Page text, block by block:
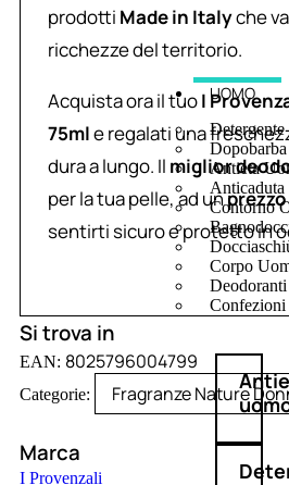
UOMO
Antieta
Anticaduta
Contorno
Corpo
Confezioni
prodotti Made in Italyche
ricchezze del territorio.
Acquista ora il tuoI
75mle regalati una
dura a lungo. Il miglior
per la tua pelle, ad unprezzo
sentirti sicuro e protetto in
Si trova in
EAN: 8025796004799
Categorie: Fragranze Nature
Marca
I Provenzali